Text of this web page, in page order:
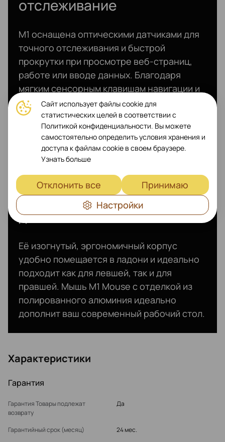
отслеживание
M1 оснащена оптическими датчиками для
точного отслеживания и быстрой
прокрутки при просмотре веб-страниц,
работе или вводе данных. Благодаря
мягким сенсорным клавишам навигации и
алюминиевому колесу прокрутки данная
мышь станет естественным
продолжением вашего устройства
Bluetooth.
Современный элегантный
дизайн
Её изогнутый, эргономичный корпус
удобно помещается в ладони и идеально
подходит как для левшей, так и для
правшей. Мышь M1 Mouse с отделкой из
полированного алюминия идеально
дополнит ваш современный рабочий стол.
Характеристики
Гарантия
Гарантия Товары подлежат
возврату
Да
Гарантийный срок (месяц)
24 мес.
Сайт использует файлы cookie для
статистических целей в соответствии с
Политикой конфиденциальности. Вы можете
самостоятельно определить условия хранения и
доступа к файлам cookie в своем браузере.
Узнать больше
Отклонить все
Принимаю
Настройки